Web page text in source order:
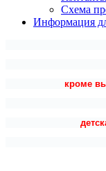
Схема
Информация
кроме